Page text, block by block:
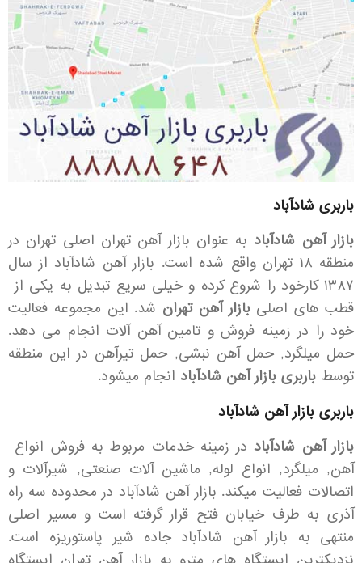
باربری شادآباد
بازار آهن شادآباد به عنوان بازار آهن تهران اصلی تهران در
منطقه ۱۸ تهران واقع شده است. بازار آهن شادآباد از سال
۱۳۸۷ کارخود را شروع کرده و خیلی سریع تبدیل به یکی از
قطب های اصلیبازار آهن تهران شد. این مجموعه فعالیت
خود را در زمینه فروش و تامین آهن آلات انجام می دهد.
حمل میلگرد, حمل آهن نبشی, حمل تیرآهن در این منطقه
توسط باربری بازار آهن شادآباد انجام میشود.
باربری بازار آهن شادآباد
بازار آهن شادآباد در زمینه خدمات مربوط به فروش انواع
آهن, میلگرد, انواع لوله, ماشین آلات صنعتی, شیرآلات و
اتصالات فعالیت میکند. بازار آهن شادآباد در محدوده سه راه
آذری به طرف خیابان فتح قرار گرفته است و مسیر اصلی
منتهی به بازار آهن شادآباد جاده شیر پاستوریزه است.